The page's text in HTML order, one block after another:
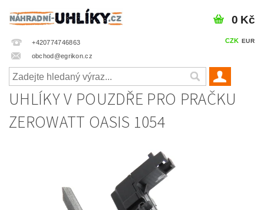
+420774746863
obchod@egrikon.cz
CZK EUR
0 Kč
UHLÍKY V POUZDŘE PRO PRAČKU
ZEROWATT OASIS 1054